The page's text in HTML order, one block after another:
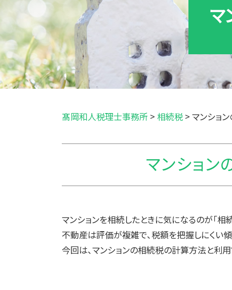
マ
髙岡和人税理士事務所 > 相続税 > マンショ
マンショ
マンションを相続したときに気になるのが「相続
不動産は評価が複雑で、税額を把握しにくい傾
今回は、マンションの相続税の計算方法と利